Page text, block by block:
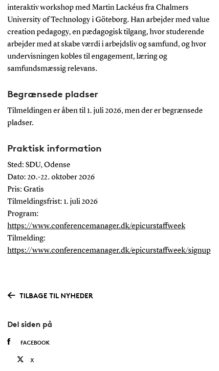
interaktiv workshop med Martin Lackéus fra Chalmers
University of Technology i Göteborg. Han arbejder med value
creation pedagogy, en pædagogisk tilgang, hvor studerende
arbejder med at skabe værdi i arbejdsliv og samfund, og hvor
undervisningen kobles til engagement, læring og
samfundsmæssig relevans.
Begrænsede pladser
Tilmeldingen er åben til 1. juli 2026, men der er begrænsede
pladser.
Praktisk information
Sted: SDU, Odense
Dato: 20.-22. oktober 2026
Pris: Gratis
Tilmeldingsfrist: 1. juli 2026
Program:
https://www.conferencemanager.dk/epicurstaffweek
Tilmelding:
https://www.conferencemanager.dk/epicurstaffweek/signup
TILBAGE TIL NYHEDER
Del siden på
FACEBOOK
X